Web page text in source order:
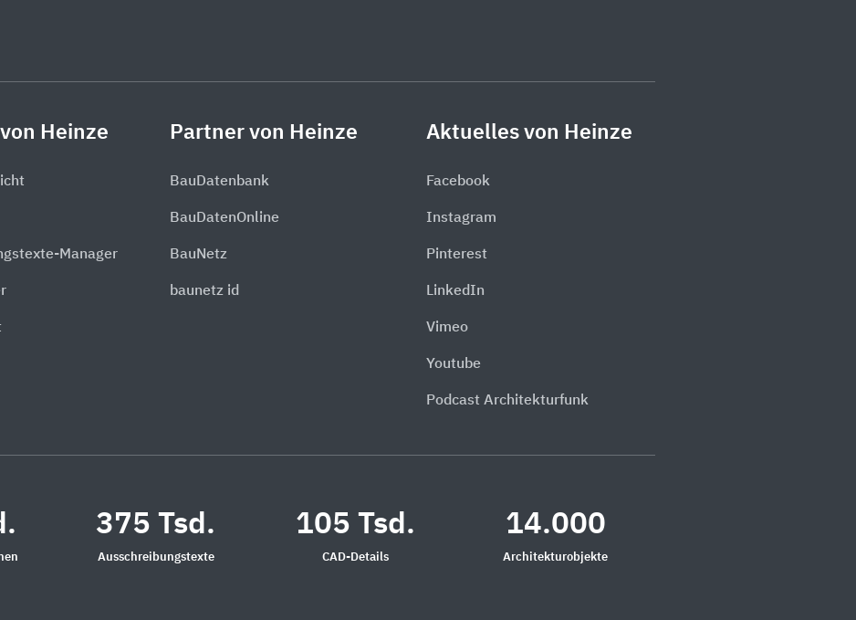
Heinze
Manager
Partner von Heinze
BauDatenbank
BauDatenOnline
BauNetz
baunetz id
Aktuelles von Heinze
Facebook
Instagram
Pinterest
LinkedIn
Vimeo
Youtube
Podcast Architekturfunk
375 Tsd.
Ausschreibungstexte
105 Tsd.
CAD-Details
14.000
Architekturobjekte